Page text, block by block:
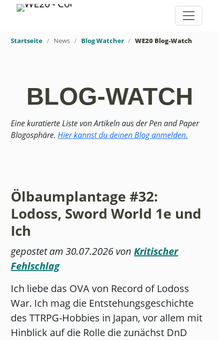
Startseite News Blog Watcher WE20 Blog-Watch
BLOG-WATCH
Eine kuratierte Liste von Artikeln aus der Pen and Paper
Blogosphäre.Hier kannst du deinen Blog anmelden.
Ölbaumplantage #32:
Lodoss, Sword World 1e und
Ich
gepostet am 30.07.2026 vonKritischer
Fehlschlag
Ich liebe das OVA von Record of Lodoss
War. Ich mag die Entstehungsgeschichte
des TTRPG-Hobbies in Japan, vor allem mit
Hinblick auf die Rolle die zunächst DnD